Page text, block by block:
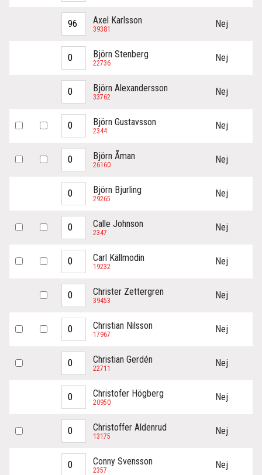
Axel Karlsson
39381 Nej
Björn Stenberg
22736 Nej
Björn Alexandersson
33762 Nej
Björn Gustavsson
2344 Nej
Björn Åman
26160 Nej
Björn Bjurling
29265 Nej
Calle Johnson
2347 Nej
Carl Källmodin
19232 Nej
Christer Zettergren
39453 Nej
Christian Nilsson
17967 Nej
Christian Gerdén
22711 Nej
Christofer Högberg
20950 Nej
Christoffer Aldenrud
13175 Nej
Conny Svensson
2357 Nej